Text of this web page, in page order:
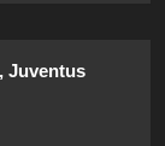
Juventus